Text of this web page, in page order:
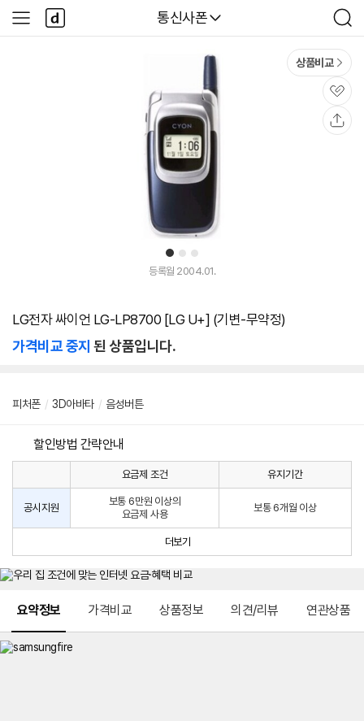
다나와
통신사폰
검
색
사
이
다
나
와
1 2 3
상품비교
관
심
등록월 2004.01.
LG전자 싸이언 LG-LP8700 [LG U+] (기변-무약정)
가격비교 중지 된 상품입니다.
피처폰 / 3D아바타 / 음성버튼
할인방법 간략안내
원
선
택
약
정
사
인
법
요금제 조건 유지기간
공시지원
보통 6만원 이상의
요금제 사용
보통 6개월 이상
더보기
요약정보 가격비교 상품정보 의견/리뷰 연관상품